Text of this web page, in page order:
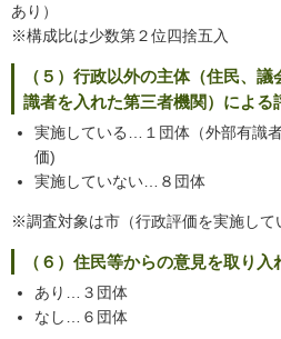
あり）
※構成比は少数第２位四捨五入
（５）行政以外の主体（住民、
識者を入れた第三者機関）による
実施している…１団体（外部有識
価)
実施していない…８団体
※調査対象は市（行政評価を実施して
（６）住民等からの意見を取り
あり…３団体
なし…６団体